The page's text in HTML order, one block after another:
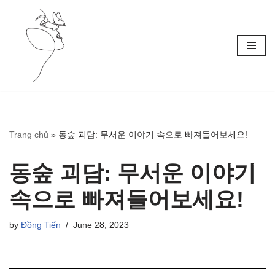
Skip
Trang chủ » 동숲 괴담: 무서운 이야기 속으로 빠져들어보세요!
동숲 괴담: 무서운 이야기
속으로 빠져들어보세요!
by Đồng Tiến June 28, 2023